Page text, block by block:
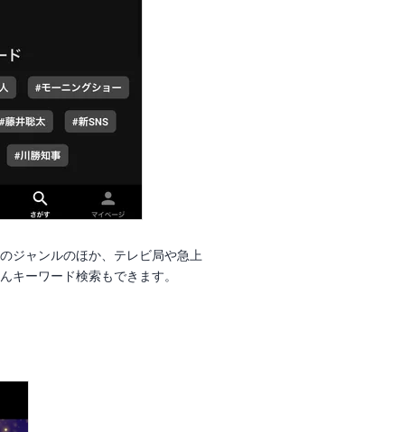
ジャンルのほか、テレビ局や急上
キーワード検索もできます。